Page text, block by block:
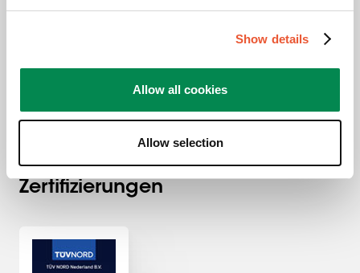
Show details
Allow all cookies
Allow selection
Auszeichnungen &
Zertifizierungen